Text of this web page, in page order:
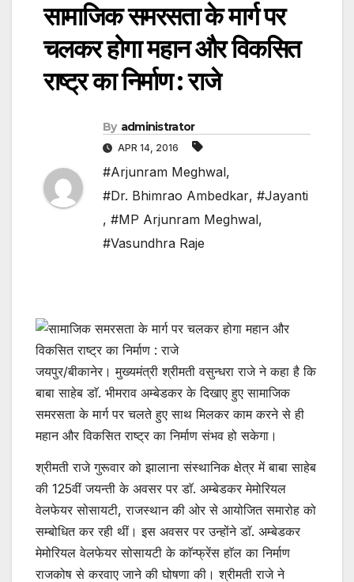
सामाजिक समरसता के मार्ग पर
चलकर होगा महान और विकसित
राष्ट्र का निर्माण : राजे
By administrator
APR 14, 2016
#Arjunram Meghwal,
#Dr. Bhimrao Ambedkar, #Jayanti
, #MP Arjunram Meghwal,
#Vasundhra Raje
जयपुर/बीकानेर। मुख्यमंत्री श्रीमती वसुन्धरा राजे ने कहा है कि
बाबा साहेब डाॅ. भीमराव अम्बेडकर के दिखाए हुए सामाजिक
समरसता के मार्ग पर चलते हुए साथ मिलकर काम करने से ही
महान और विकसित राष्ट्र का निर्माण संभव हो सकेगा।
श्रीमती राजे गुरूवार को झालाना संस्थानिक क्षेत्र में बाबा साहेब
की 125वीं जयन्ती के अवसर पर डाॅ. अम्बेडकर मेमोरियल
वेलफेयर सोसायटी, राजस्थान की ओर से आयोजित समारोह को
सम्बोधित कर रही थीं। इस अवसर पर उन्होंने डाॅ. अम्बेडकर
मेमोरियल वेलफेयर सोसायटी के काॅन्फ्रेंस हाॅल का निर्माण
राजकोष से करवाए जाने की घोषणा की। श्रीमती राजे ने